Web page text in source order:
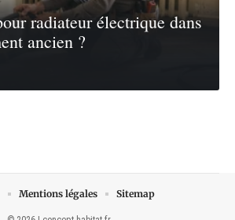
radiateur électrique dans
ancien ?
Mentions légales Sitemap